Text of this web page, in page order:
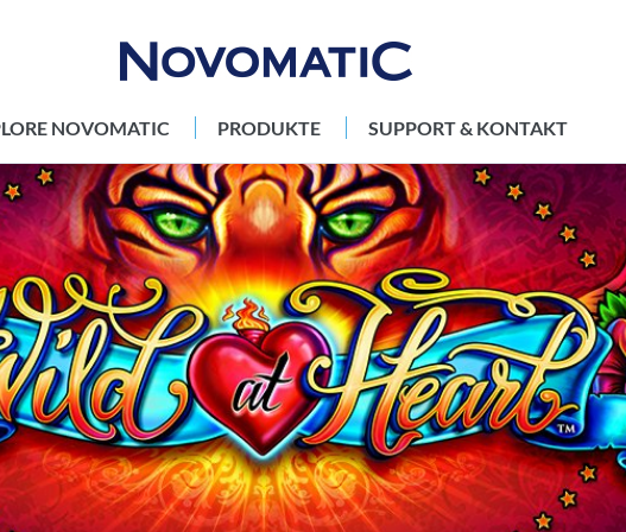
NOVOMATIC PRODUKTE SUPPORT & KONTAKT